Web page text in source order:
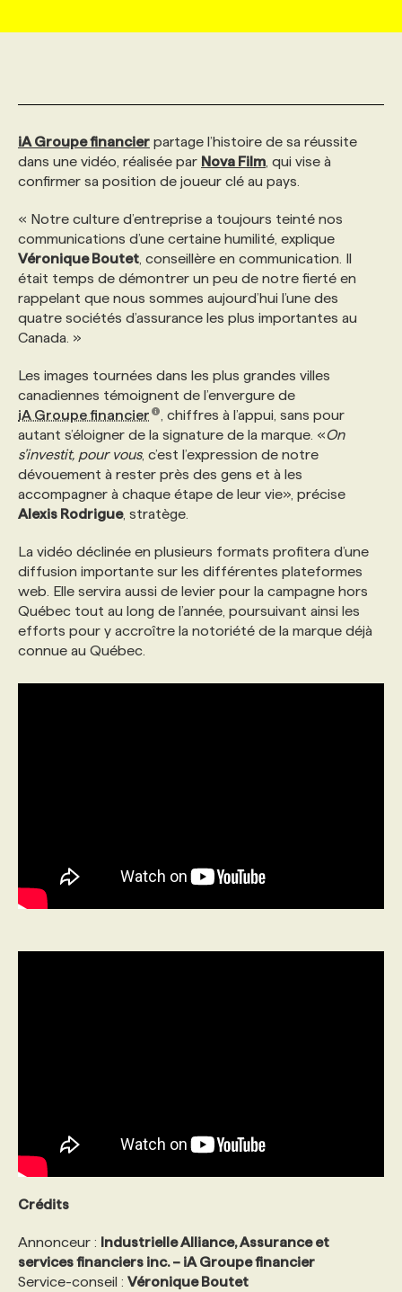
AFFAIRES DE L'INDUSTRIE
INITIATIVES NUMÉRIQUES
PRIX ET DISTINCTIONS
TENDANCES
WEB & MÉDIAS SOCIAUX
MARKETING DURABLE
GEO/SEO
ÉVÉNEMENTIEL
INFOLETTRE PUBLICITÉ
ANNONCEZ AVEC NOUS
CONSULTER LA CVTHÈQUE
PROFIL ENTREPRISE
FAQ
ANNONCEZ AVEC NOUS
VOIR LES OFFRES
PROFIL CANDIDAT
FAQ
ANNONCEZ AVEC NOUS
NOS FORMATIONS EN LIGNE
NOS PARCOURS DE FORMATIONS
FORMATIONS PERSONNALISÉES
NOS FORMATEUR‧RICES
POURQUOI CHOISIR NOS FORMATIONS
NOS TARIFS
PROGRAMMES DE SUBVENTIONS
FAQ
ANNONCEZ AVEC NOUS
CHASSE DE TÊTE
SERVICE DE CHASSE DE TÊTE
NOS TARIFS
NOS EXPERTISES
FAQ
ANNONCEZ AVEC NOUS
iA Groupe financier partage l’histoire de sa réussite
dans une vidéo, réalisée par Nova Film , qui vise à
confirmer sa position de joueur clé au pays.
« Notre culture d’entreprise a toujours teinté nos
communications d’une certaine humilité, explique
Véronique Boutet , conseillère en communication. Il
était temps de démontrer un peu de notre fierté en
rappelant que nous sommes aujourd’hui l’une des
quatre sociétés d’assurance les plus importantes au
Canada. »
Les images tournées dans les plus grandes villes
canadiennes témoignent de l’envergure de
iA Groupe financier
, chiffres à l’appui, sans pour
autant s’éloigner de la signature de la marque. «On
s’investit, pour vous, c’est l’expression de notre
dévouement à rester près des gens et à les
accompagner à chaque étape de leur vie», précise
Alexis Rodrigue, stratège.
La vidéo déclinée en plusieurs formats profitera d’une
diffusion importante sur les différentes plateformes
web. Elle servira aussi de levier pour la campagne hors
Québec tout au long de l’année, poursuivant ainsi les
efforts pour y accroître la notoriété de la marque déjà
connue au Québec.
Crédits
Annonceur : Industrielle Alliance, Assurance et
services financiers inc. – iA Groupe financier
Service-conseil : Véronique Boutet